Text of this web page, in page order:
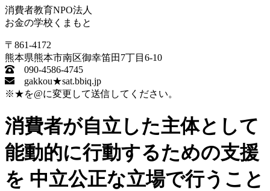
消費者教育NPO法人
お金の学校くまもと
〒861-4172
熊本県熊本市南区御幸笛田7丁目6-10
090-4586-4745
gakkou★sat.bbiq.jp
※★を@に変更して送信してください。
消費者が自立した主体として
能動的に行動するための支援
を 中立公正な立場で行うこと